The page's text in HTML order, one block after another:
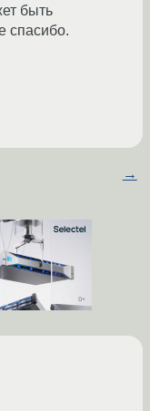
быть
спасибо.
→